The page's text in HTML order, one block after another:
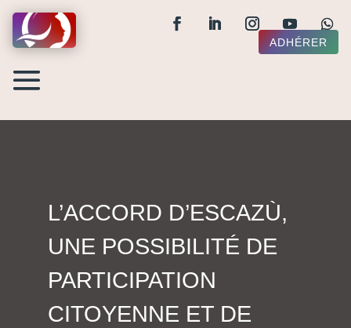
ADHÉRER
L’ACCORD D’ESCAZÙ,
UNE POSSIBILITÉ DE
PARTICIPATION
CITOYENNE ET DE